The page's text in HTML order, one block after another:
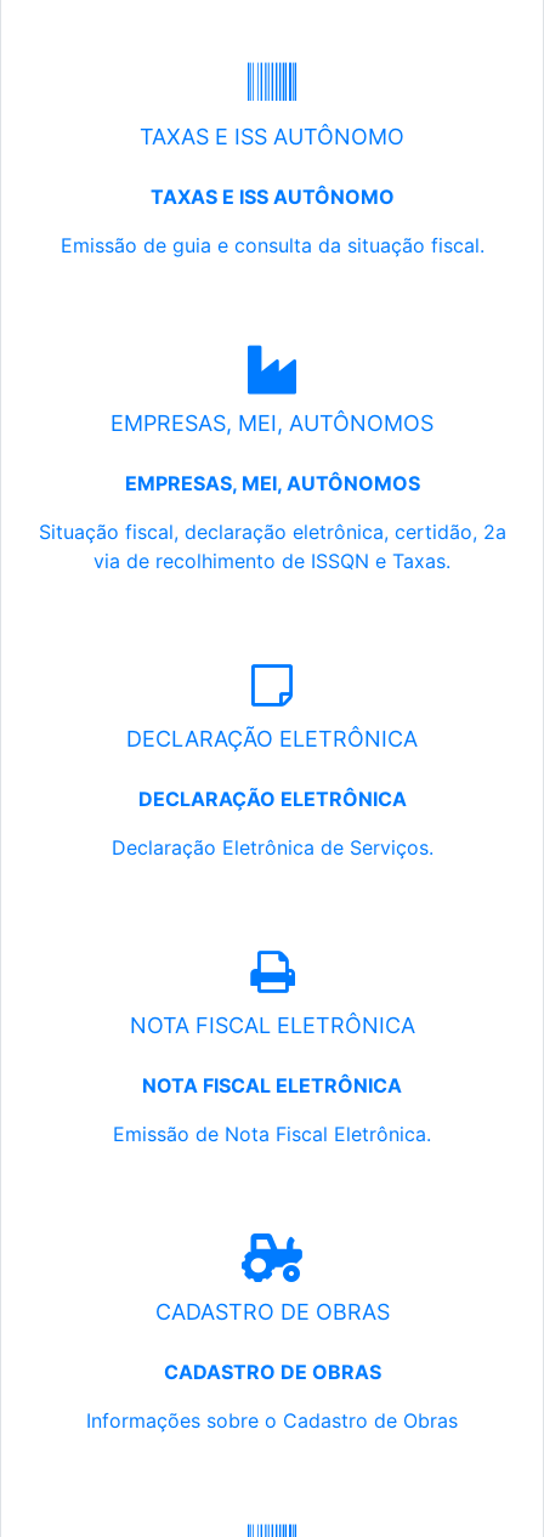
TAXAS E ISS AUTÔNOMO
TAXAS E ISS AUTÔNOMO
Emissão de guia e consulta da situação fiscal.
EMPRESAS, MEI, AUTÔNOMOS
EMPRESAS, MEI, AUTÔNOMOS
Situação fiscal, declaração eletrônica, certidão, 2a
via de recolhimento de ISSQN e Taxas.
DECLARAÇÃO ELETRÔNICA
DECLARAÇÃO ELETRÔNICA
Declaração Eletrônica de Serviços.
NOTA FISCAL ELETRÔNICA
NOTA FISCAL ELETRÔNICA
Emissão de Nota Fiscal Eletrônica.
CADASTRO DE OBRAS
CADASTRO DE OBRAS
Informações sobre o Cadastro de Obras